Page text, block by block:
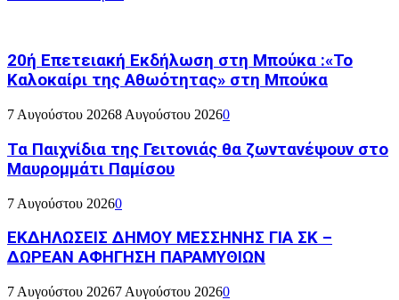
20ή Επετειακή Εκδήλωση στη Μπούκα :«Το
Καλοκαίρι της Αθωότητας» στη Μπούκα
7 Αυγούστου 20268 Αυγούστου 20260
Τα Παιχνίδια της Γειτονιάς θα ζωντανέψουν στο
Μαυρομμάτι Παμίσου
7 Αυγούστου 20260
ΕΚΔΗΛΩΣΕΙΣ ΔΗΜΟΥ ΜΕΣΣΗΝΗΣ ΓΙΑ ΣΚ –
ΔΩΡΕΑΝ ΑΦΗΓΗΣΗ ΠΑΡΑΜΥΘΙΩΝ
7 Αυγούστου 20267 Αυγούστου 20260